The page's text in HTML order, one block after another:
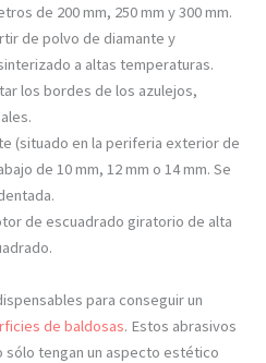
de 200 mm, 250 mm y 300 mm.
de polvo de diamante y
a altas temperaturas.
los bordes de los azulejos,
(situado en la periferia exterior de
de 10 mm, 12 mm o 14 mm. Se
de escuadrado giratorio de alta
para conseguir un
de baldosas. Estos abrasivos
sólo tengan un aspecto estético